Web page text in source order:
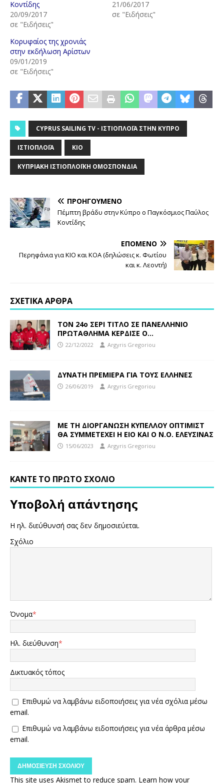
Κοντίδης
20/09/2017
σε "Ειδήσεις"
21/06/2017
σε "Ειδήσεις"
Κορυφαίος της χρονιάς
στην εκδήλωση Αρίστων
09/01/2019
σε "Ειδήσεις"
CYPRUS SAILING TV - ΙΣΤΙΟΠΛΟΪ́Α ΣΤΗΝ ΚΎΠΡΟ
ΙΣΤΙΟΠΛΟΪ́Α ΚΙΟ
ΚΥΠΡΙΑΚΉ ΙΣΤΙΟΠΛΟΪΚΉ ΟΜΟΣΠΟΝΔΊΑ
ΠΡΟΗΓΟΎΜΕΝΟ
Πέμπτη βράδυ στην Κύπρο ο Παγκόσμιος Παύλος
Κοντίδης
ΕΠΌΜΕΝΟ
Περηφάνια για ΚΙΟ και ΚΟΑ (δηλώσεις κ. Φωτίου
και κ. Λεοντή)
ΣΧΕΤΙΚΆ ΆΡΘΡΑ
ΤΟΝ 24ο ΣΕΡΙ ΤΙΤΛΟ ΣΕ ΠΑΝΕΛΛΗΝΙΟ
ΠΡΩΤΑΘΛΗΜΑ ΚΕΡΔΙΣΕ Ο…
22/12/2022 Argyris Gregoriou
ΔΥΝΑΤΗ ΠΡΕΜΙΕΡΑ ΓΙΑ ΤΟΥΣ ΕΛΛΗΝΕΣ
26/06/2019 Argyris Gregoriou
ΜΕ ΤΗ ΔΙΟΡΓΑΝΩΣΗ ΚΥΠΕΛΛΟΥ ΟΠΤΙΜΙΣΤ
ΘΑ ΣΥΜΜΕΤΕΧΕΙ Η ΕΙΟ ΚΑΙ Ο Ν.Ο. ΕΛΕΥΣΙΝΑΣ
15/06/2023 Argyris Gregoriou
ΚΆΝΤΕ ΤΟ ΠΡΏΤΟ ΣΧΌΛΙΟ
Υποβολή απάντησης
Η ηλ. διεύθυνσή σας δεν δημοσιεύεται.
Σχόλιο
Όνομα*
Ηλ. διεύθυνση*
Δικτυακός τόπος
Επιθυμώ να λαμβάνω ειδοποιήσεις για νέα σχόλια μέσω
email.
Επιθυμώ να λαμβάνω ειδοποιήσεις για νέα άρθρα μέσω
email.
This site uses Akismet to reduce spam. Learn how your